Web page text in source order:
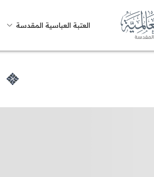
العتبة العباسية المقدسة